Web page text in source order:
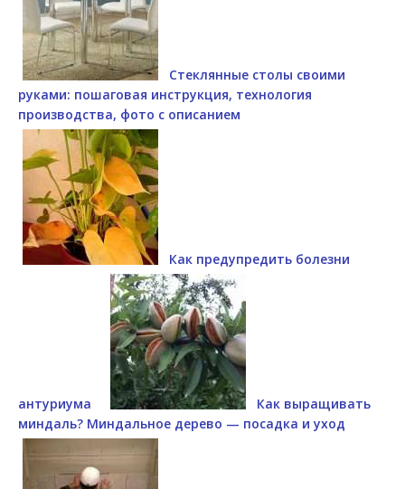
Стеклянные столы своими
руками: пошаговая инструкция, технология
производства, фото с описанием
Как предупредить болезни
антуриума
Как выращивать
миндаль? Миндальное дерево — посадка и уход